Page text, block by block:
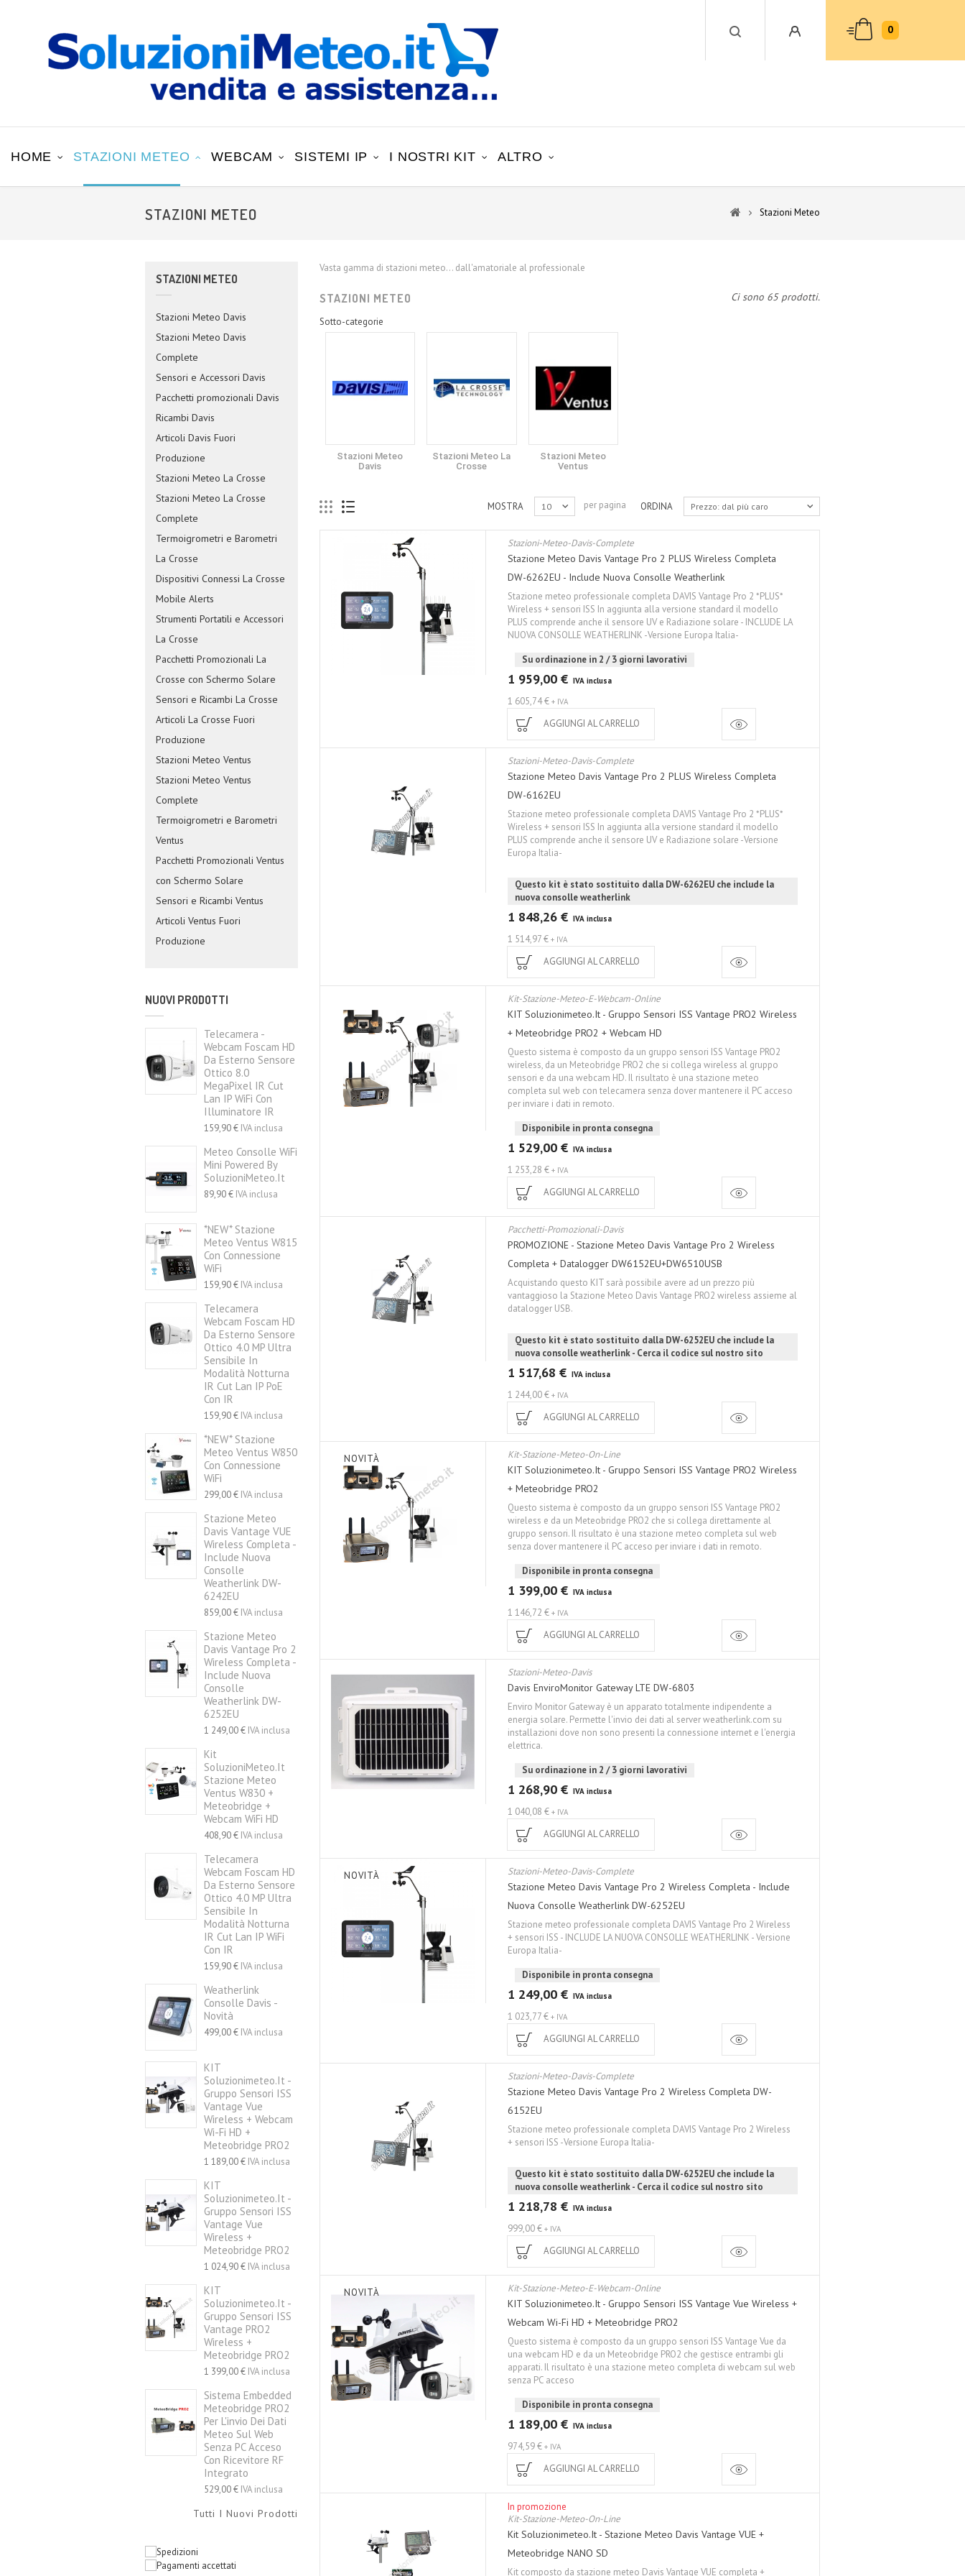
0
HOME STAZIONI METEO WEBCAM SISTEMI IP I NOSTRI KIT ALTRO
STAZIONI METEO Stazioni Meteo
STAZIONI METEO
Stazioni Meteo Davis
Stazioni Meteo Davis
Complete
Sensori e Accessori Davis
Pacchetti promozionali Davis
Ricambi Davis
Articoli Davis Fuori
Produzione
Stazioni Meteo La Crosse
Stazioni Meteo La Crosse
Complete
Termoigrometri e Barometri
La Crosse
Dispositivi Connessi La Crosse
Mobile Alerts
Strumenti Portatili e Accessori
La Crosse
Pacchetti Promozionali La
Crosse con Schermo Solare
Sensori e Ricambi La Crosse
Articoli La Crosse Fuori
Produzione
Stazioni Meteo Ventus
Stazioni Meteo Ventus
Complete
Termoigrometri e Barometri
Ventus
Pacchetti Promozionali Ventus
con Schermo Solare
Sensori e Ricambi Ventus
Articoli Ventus Fuori
Produzione
NUOVI PRODOTTI
Telecamera -
Webcam Foscam HD
Da Esterno Sensore
Ottico 8.0
MegaPixel IR Cut
Lan IP WiFi Con
Illuminatore IR
159,90 € IVA inclusa
Meteo Consolle WiFi
Mini Powered By
SoluzioniMeteo.it
89,90 € IVA inclusa
*NEW* Stazione
Meteo Ventus W815
Con Connessione
WiFi
159,90 € IVA inclusa
Telecamera
Webcam Foscam HD
Da Esterno Sensore
Ottico 4.0 MP Ultra
Sensibile In
Modalità Notturna
IR Cut Lan IP PoE
Con IR
159,90 € IVA inclusa
*NEW* Stazione
Meteo Ventus W850
Con Connessione
WiFi
299,00 € IVA inclusa
Stazione Meteo
Davis Vantage VUE
Wireless Completa -
Include Nuova
Consolle
Weatherlink DW-
6242EU
859,00 € IVA inclusa
Stazione Meteo
Davis Vantage Pro 2
Wireless Completa -
Include Nuova
Consolle
Weatherlink DW-
6252EU
1 249,00 € IVA inclusa
Kit
SoluzioniMeteo.it
Stazione Meteo
Ventus W830 +
Meteobridge +
Webcam WiFi HD
408,90 € IVA inclusa
Telecamera
Webcam Foscam HD
Da Esterno Sensore
Ottico 4.0 MP Ultra
Sensibile In
Modalità Notturna
IR Cut Lan IP WiFi
Con IR
159,90 € IVA inclusa
Weatherlink
Consolle Davis -
Novità
499,00 € IVA inclusa
KIT
Soluzionimeteo.it -
Gruppo Sensori ISS
Vantage Vue
Wireless + Webcam
Wi-Fi HD +
Meteobridge PRO2
1 189,00 € IVA inclusa
KIT
Soluzionimeteo.it -
Gruppo Sensori ISS
Vantage Vue
Wireless +
Meteobridge PRO2
1 024,90 € IVA inclusa
KIT
Soluzionimeteo.it -
Gruppo Sensori ISS
Vantage PRO2
Wireless +
Meteobridge PRO2
1 399,00 € IVA inclusa
Sistema Embedded
Meteobridge PRO2
Per L'invio Dei Dati
Meteo Sul Web
Senza PC Acceso
Con Ricevitore RF
Integrato
529,00 € IVA inclusa
Tutti I Nuovi Prodotti
Vasta gamma di stazioni meteo... dall'amatoriale al professionale
STAZIONI METEO Ci sono 65 prodotti.
Sotto-categorie
Stazioni Meteo
Davis
Stazioni Meteo La
Crosse
Stazioni Meteo
Ventus
ORDINA Prezzo: dal più caro
MOSTRA 10 per pagina
Stazioni-Meteo-Davis-Complete
Stazione Meteo Davis Vantage Pro 2 PLUS Wireless Completa
DW-6262EU - Include Nuova Consolle Weatherlink
Stazione meteo professionale completa DAVIS Vantage Pro 2 *PLUS*
Wireless + sensori ISS In aggiunta alla versione standard il modello
PLUS comprende anche il sensore UV e Radiazione solare - INCLUDE LA
NUOVA CONSOLLE WEATHERLINK -Versione Europa Italia-
Su ordinazione in 2 / 3 giorni lavorativi
1 959,00 € IVA inclusa
1 605,74 €+ IVA
AGGIUNGI AL CARRELLO
Stazioni-Meteo-Davis-Complete
Stazione Meteo Davis Vantage Pro 2 PLUS Wireless Completa
DW-6162EU
Stazione meteo professionale completa DAVIS Vantage Pro 2 *PLUS*
Wireless + sensori ISS In aggiunta alla versione standard il modello
PLUS comprende anche il sensore UV e Radiazione solare -Versione
Europa Italia-
Questo kit è stato sostituito dalla DW-6262EU che include la
nuova consolle weatherlink
1 848,26 € IVA inclusa
1 514,97 €+ IVA
AGGIUNGI AL CARRELLO
Kit-Stazione-Meteo-E-Webcam-Online
KIT Soluzionimeteo.it - Gruppo Sensori ISS Vantage PRO2 Wireless
+ Meteobridge PRO2 + Webcam HD
Questo sistema è composto da un gruppo sensori ISS Vantage PRO2
wireless, da un Meteobridge PRO2 che si collega wireless al gruppo
sensori e da una webcam HD. Il risultato è una stazione meteo
completa sul web con telecamera senza dover mantenere il PC acceso
per inviare i dati in remoto.
Disponibile in pronta consegna
1 529,00 € IVA inclusa
1 253,28 €+ IVA
AGGIUNGI AL CARRELLO
Pacchetti-Promozionali-Davis
PROMOZIONE - Stazione Meteo Davis Vantage Pro 2 Wireless
Completa + Datalogger DW6152EU+DW6510USB
Acquistando questo KIT sarà possibile avere ad un prezzo più
vantaggioso la Stazione Meteo Davis Vantage PRO2 wireless assieme al
datalogger USB.
Questo kit è stato sostituito dalla DW-6252EU che include la
nuova consolle weatherlink - Cerca il codice sul nostro sito
1 517,68 € IVA inclusa
1 244,00 €+ IVA
AGGIUNGI AL CARRELLO
NOVITÀ Kit-Stazione-Meteo-On-Line
KIT Soluzionimeteo.it - Gruppo Sensori ISS Vantage PRO2 Wireless
+ Meteobridge PRO2
Questo sistema è composto da un gruppo sensori ISS Vantage PRO2
wireless e da un Meteobridge PRO2 che si collega direttamente al
gruppo sensori. Il risultato è una stazione meteo completa sul web
senza dover mantenere il PC acceso per inviare i dati in remoto.
Disponibile in pronta consegna
1 399,00 € IVA inclusa
1 146,72 €+ IVA
AGGIUNGI AL CARRELLO
Stazioni-Meteo-Davis
Davis EnviroMonitor Gateway LTE DW-6803
Enviro Monitor Gateway è un apparato totalmente indipendente a
energia solare. Permette l'invio dei dati al server weatherlink.com su
installazioni dove non sono presenti la connessione internet e l'energia
elettrica.
Su ordinazione in 2 / 3 giorni lavorativi
1 268,90 € IVA inclusa
1 040,08 €+ IVA
AGGIUNGI AL CARRELLO
NOVITÀ Stazioni-Meteo-Davis-Complete
Stazione Meteo Davis Vantage Pro 2 Wireless Completa - Include
Nuova Consolle Weatherlink DW-6252EU
Stazione meteo professionale completa DAVIS Vantage Pro 2 Wireless
+ sensori ISS - INCLUDE LA NUOVA CONSOLLE WEATHERLINK - Versione
Europa Italia-
Disponibile in pronta consegna
1 249,00 € IVA inclusa
1 023,77 €+ IVA
AGGIUNGI AL CARRELLO
Stazioni-Meteo-Davis-Complete
Stazione Meteo Davis Vantage Pro 2 Wireless Completa DW-
6152EU
Stazione meteo professionale completa DAVIS Vantage Pro 2 Wireless
+ sensori ISS -Versione Europa Italia-
Questo kit è stato sostituito dalla DW-6252EU che include la
nuova consolle weatherlink - Cerca il codice sul nostro sito
1 218,78 € IVA inclusa
999,00 €+ IVA
AGGIUNGI AL CARRELLO
NOVITÀ Kit-Stazione-Meteo-E-Webcam-Online
KIT Soluzionimeteo.it - Gruppo Sensori ISS Vantage Vue Wireless +
Webcam Wi-Fi HD + Meteobridge PRO2
Questo sistema è composto da un gruppo sensori ISS Vantage Vue da
una webcam HD e da un Meteobridge PRO2 che gestisce entrambi gli
apparati. Il risultato è una stazione meteo completa di webcam sul web
senza PC acceso
Disponibile in pronta consegna
1 189,00 € IVA inclusa
974,59 €+ IVA
AGGIUNGI AL CARRELLO
In promozione
Kit-Stazione-Meteo-On-Line
Kit Soluzionimeteo.it - Stazione Meteo Davis Vantage VUE +
Meteobridge NANO SD
Kit composto da stazione meteo Davis Vantage VUE completa +